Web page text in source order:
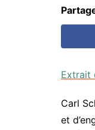
Extrait
Carl
et